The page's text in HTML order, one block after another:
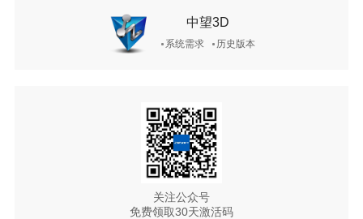
中望3D
系统需求 历史版本
关注公众号
免费领取30天激活码